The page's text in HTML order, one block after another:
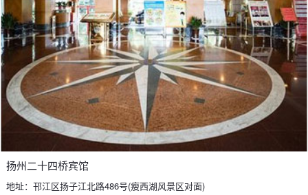
扬州二十四桥宾馆
地址：邗江区扬子江北路486号(瘦西湖风景区对面)